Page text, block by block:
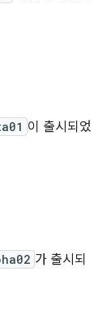
이 출시되었
가 출시되